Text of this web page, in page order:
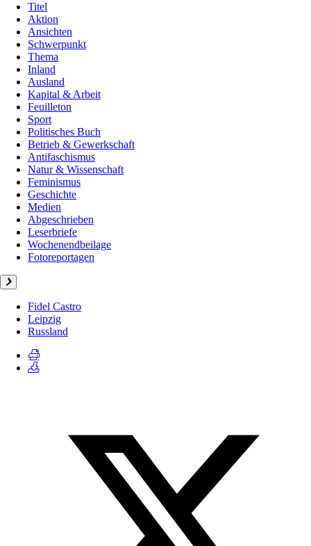
Titel
Aktion
Ansichten
Schwerpunkt
Thema
Inland
Ausland
Kapital & Arbeit
Feuilleton
Sport
Politisches Buch
Betrieb & Gewerkschaft
Antifaschismus
Natur & Wissenschaft
Feminismus
Geschichte
Medien
Abgeschrieben
Leserbriefe
Wochenendbeilage
Fotoreportagen
Fidel Castro
Leipzig
Russland